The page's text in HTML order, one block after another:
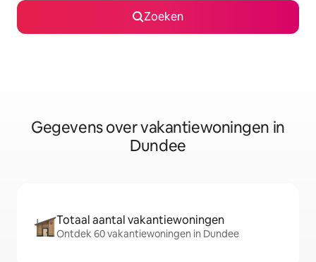
Zoeken
Gegevens over vakantiewoningen in
Dundee
Totaal aantal vakantiewoningen
Ontdek 60 vakantiewoningen in Dundee